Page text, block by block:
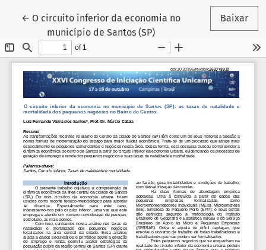
← Voltar aos Detalhes do Artigo
O circuito inferior da economia no
município de Santos (SP)
Baixar